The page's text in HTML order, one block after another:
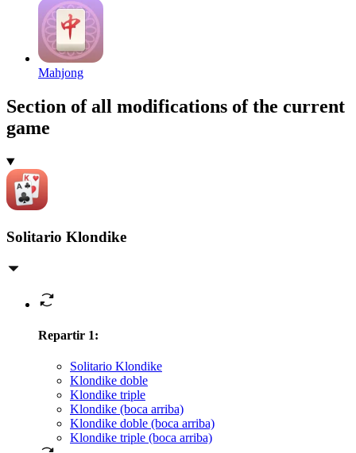
Mahjong
Section of all modifications of the current
game
Solitario Klondike
Repartir 1:
Solitario Klondike
Klondike doble
Klondike triple
Klondike (boca arriba)
Klondike doble (boca arriba)
Klondike triple (boca arriba)